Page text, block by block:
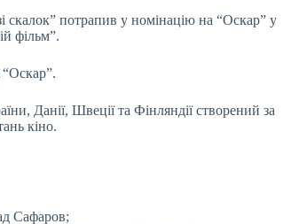
скалок” потрапив у номінацію на “Оскар” у
фільм”.
“Оскар”.
Данії, Швеції та Фінляндії створений за
кіно.
Сафаров;